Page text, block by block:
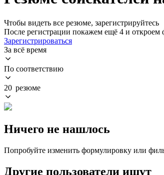
Чтобы видеть все резюме, зарегистрируйтесь
После регистрации покажем ещё 4 и откроем
Зарегистрироваться
За всё время
По соответствию
20 резюме
Ничего не нашлось
Попробуйте изменить формулировку или
Другие пользователи ищут